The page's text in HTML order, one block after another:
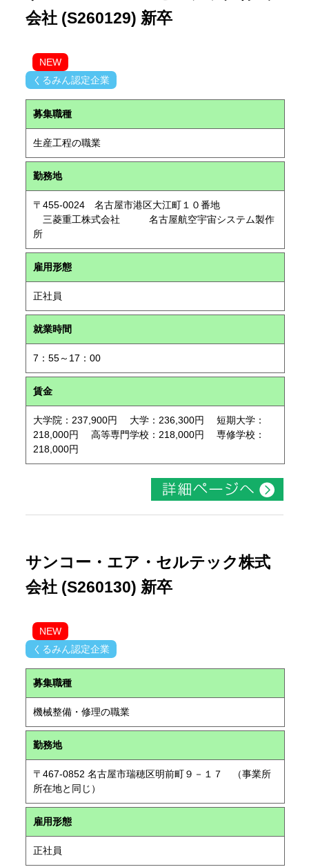
会社 (S260129) 新卒
NEW
くるみん認定企業
募集職種
生産工程の職業
勤務地
〒455-0024 名古屋市港区大江町１０番地
三菱重工株式会社 名古屋航空宇宙システム製作
所
雇用形態
正社員
就業時間
7：55～17：00
賃金
大学院：237,900円 大学：236,300円 短期大学：
218,000円 高等専門学校：218,000円 専修学校：
218,000円
サンコー・エア・セルテック株式
会社 (S260130) 新卒
NEW
くるみん認定企業
募集職種
機械整備・修理の職業
勤務地
〒467-0852 名古屋市瑞穂区明前町９－１７ （事業所
所在地と同じ）
雇用形態
正社員